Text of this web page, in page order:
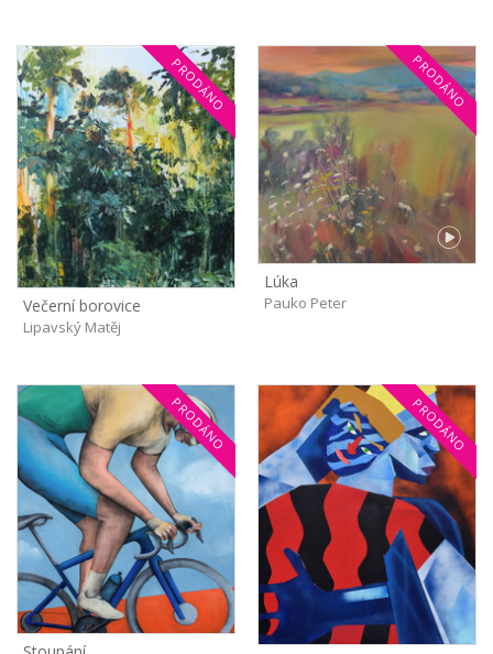
PRODÁNO
Večerní borovice
Lipavský Matěj
PRODÁNO
Lúka
Pauko Peter
PRODÁNO PRODÁNO